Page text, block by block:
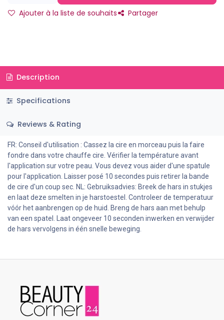
Ajouter à la liste de souhaits Partager
Description
Specifications
Reviews & Rating
FR: Conseil d'utilisation : Cassez la cire en morceau puis la faire
fondre dans votre chauffe cire. Vérifier la température avant
l'application sur votre peau. Vous devez vous aider d'une spatule
pour l'application. Laisser posé 10 secondes puis retirer la bande
de cire d'un coup sec. NL: Gebruiksadvies: Breek de hars in stukjes
en laat deze smelten in je harstoestel. Controleer de temperatuur
vóór het aanbrengen op de huid. Breng de hars aan met behulp
van een spatel. Laat ongeveer 10 seconden inwerken en verwijder
de hars vervolgens in één snelle beweging.